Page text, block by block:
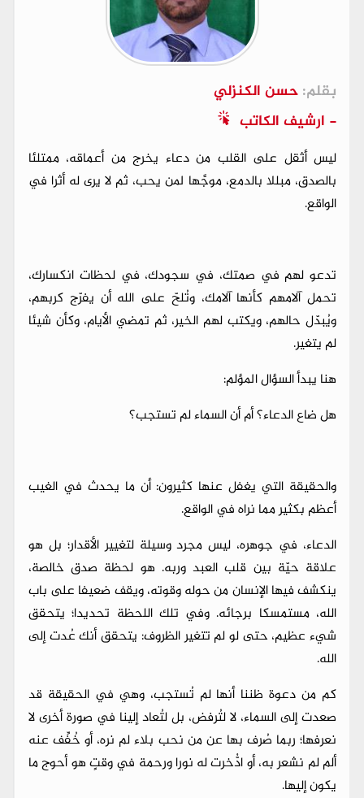
بقلم: حسن الكنزلي
- ارشيف الكاتب
ليس أثقل على القلب من دعاء يخرج من أعماقه، ممتلئا
بالصدق، مبللا بالدمع، موجَّها لمن يحب، ثم لا يرى له أثرا في
الواقع.
تدعو لهم في صمتك، في سجودك، في لحظات انكسارك،
تحمل آلامهم كأنها آلامك، وتُلحّ على الله أن يفرّج كربهم،
ويُبدّل حالهم، ويكتب لهم الخير، ثم تمضي الأيام، وكأن شيئا
لم يتغير.
هنا يبدأ السؤال المؤلم:
هل ضاع الدعاء؟ أم أن السماء لم تستجب؟
والحقيقة التي يغفل عنها كثيرون: أن ما يحدث في الغيب
أعظم بكثير مما نراه في الواقع.
الدعاء، في جوهره، ليس مجرد وسيلة لتغيير الأقدار؛ بل هو
علاقة حيّة بين قلب العبد وربه. هو لحظة صدق خالصة،
ينكشف فيها الإنسان من حوله وقوته، ويقف ضعيفا على باب
الله، مستمسكا برجائه. وفي تلك اللحظة تحديدا؛ يتحقق
شيء عظيم، حتى لو لم تتغير الظروف: يتحقق أنك عُدت إلى
الله.
كم من دعوة ظننا أنها لم تُستجب، وهي في الحقيقة قد
صعدت إلى السماء، لا لتُرفض، بل لتُعاد إلينا في صورة أخرى لا
نعرفها؛ ربما صُرف بها عن من نحب بلاء لم نره، أو خُفِّف عنه
ألم لم نشعر به، أو ادُّخرت له نورا ورحمة في وقتٍ هو أحوج ما
يكون إليها.